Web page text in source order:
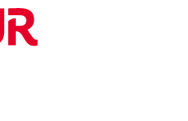
OFERTE DE NERATAT